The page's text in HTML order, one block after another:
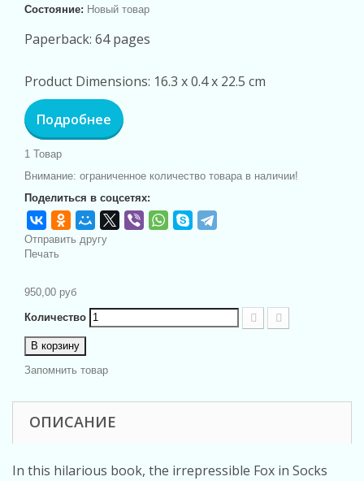
Состояние: Новый товар
Paperback: 64 pages
Product Dimensions: 16.3 x 0.4 x 22.5 cm
Подробнее
1 Товар
Внимание: ограниченное количество товара в наличии!
Поделиться в соцсетях:
Отправить другу
Печать
950,00 руб
Количество
В корзину
Запомнить товар
ОПИСАНИЕ
In this hilarious book, the irrepressible Fox in Socks